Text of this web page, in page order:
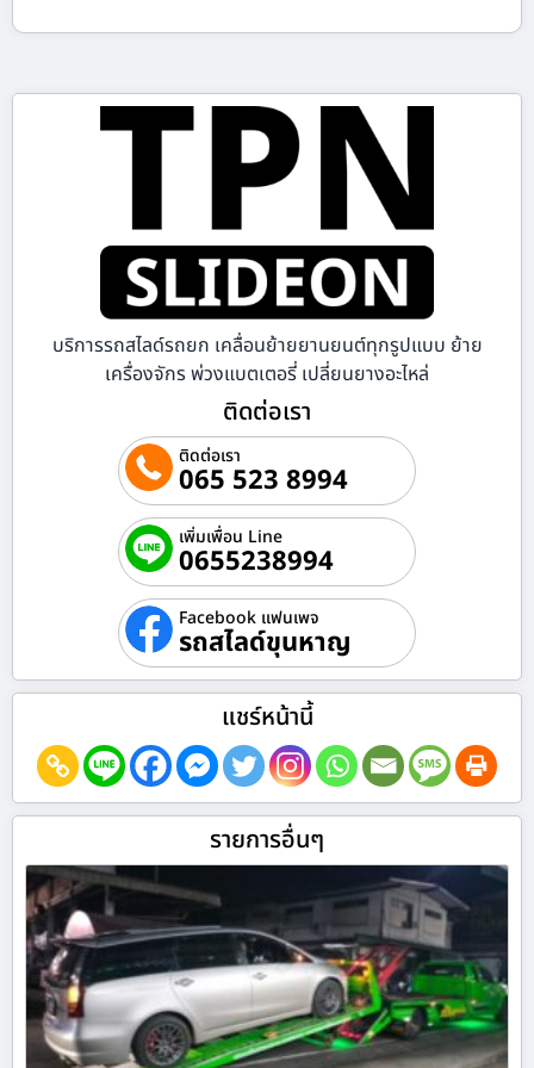
บริการรถสไลด์รถยก เคลื่อนย้ายยานยนต์ทุกรูปแบบ ย้าย
เครื่องจักร พ่วงแบตเตอรี่ เปลี่ยนยางอะไหล่
ติดต่อเรา
ติดต่อเรา
065 523 8994
เพิ่มเพื่อน Line
0655238994
Facebook แฟนเพจ
รถสไลด์ขุนหาญ
แชร์หน้านี้
รายการอื่นๆ